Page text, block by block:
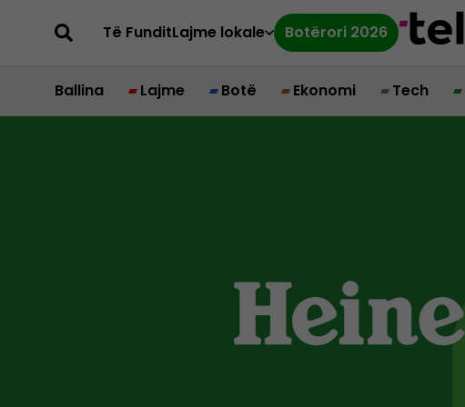
Të FunditLajme lokale Botërori 2026
Ballina Lajme Botë Ekonomi Tech